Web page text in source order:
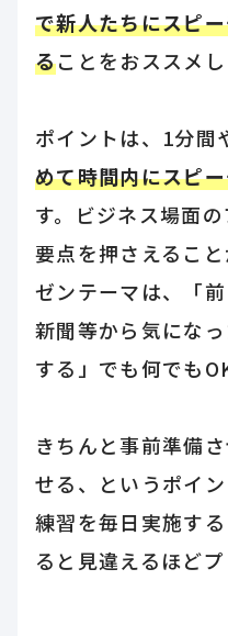
で新人たちにスピ
ることをおススメし
ポイントは、1分間
めて時間内にスピ
す。ビジネス場面
要点を押さえるこ
ゼンテーマは、「
新聞等から気にな
する」でも何でも
きちんと事前準備
せる、というポイ
練習を毎日実施す
ると見違えるほど